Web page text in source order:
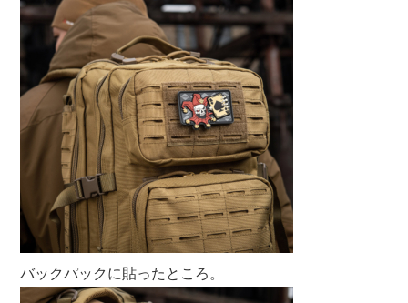
バックパックに貼ったところ。